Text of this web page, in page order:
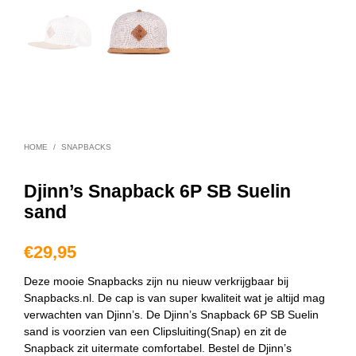
HOME / SNAPBACKS
Djinn’s Snapback 6P SB Suelin
sand
€29,95
Deze mooie Snapbacks zijn nu nieuw verkrijgbaar bij
Snapbacks.nl. De cap is van super kwaliteit wat je altijd mag
verwachten van Djinn’s. De Djinn’s Snapback 6P SB Suelin
sand is voorzien van een Clipsluiting(Snap) en zit de
Snapback zit uitermate comfortabel. Bestel de Djinn’s